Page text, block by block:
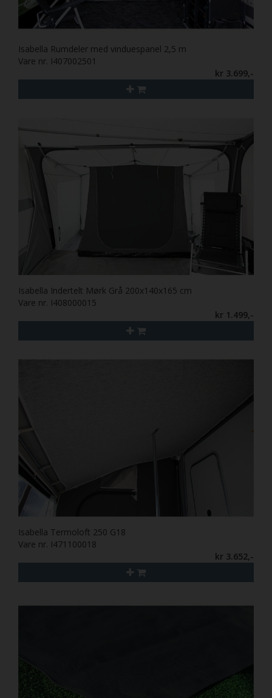
Isabella Rumdeler med vinduespanel 2,5 m
Vare nr. I407002501
kr 3.699,-
Isabella Indertelt Mørk Grå 200x140x165 cm
Vare nr. I408000015
kr 1.499,-
Isabella Termoloft 250 G18
Vare nr. I471100018
kr 3.652,-